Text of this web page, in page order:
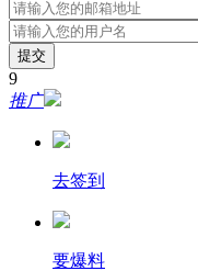
提交
9
推广
去签到
要爆料